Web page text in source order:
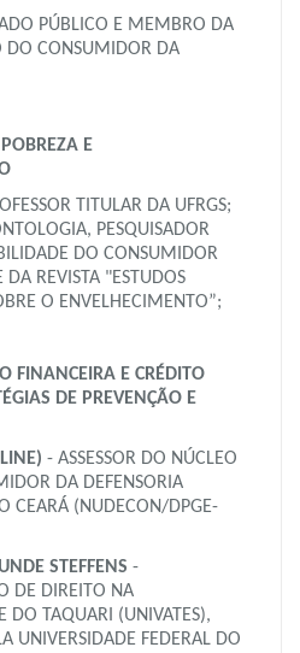
PÚBLICO E MEMBRO DA
DO CONSUMIDOR DA
E
TITULAR DA UFRGS;
PESQUISADOR
DO CONSUMIDOR
DA REVISTA "ESTUDOS
O ENVELHECIMENTO”;
FINANCEIRA E CRÉDITO
DE PREVENÇÃO E
- ASSESSOR DO NÚCLEO
DA DEFENSORIA
CEARÁ (NUDECON/DPGE-
STEFFENS -
DE DIREITO NA
DO TAQUARI (UNIVATES),
UNIVERSIDADE FEDERAL DO